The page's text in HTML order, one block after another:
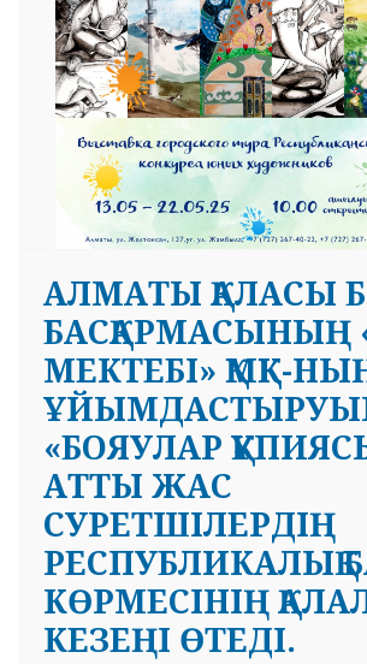
АЛМАТЫ ҚАЛАСЫ
БАСҚАРМАСЫНЫҢ
МЕКТЕБІ» ҚМҚК-
«БОЯУЛАР
АТТЫ ЖАС
СУРЕТШІЛЕРДІҢ
РЕСПУБЛИКАЛЫҚ
КӨРМЕСІНІҢ
КЕЗЕҢІ ӨТЕДІ.